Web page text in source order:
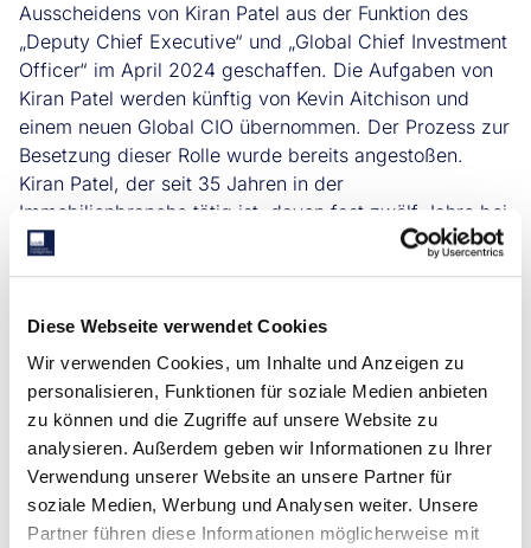
Diese Webseite verwendet Cookies
Wir verwenden Cookies, um Inhalte und Anzeigen zu
personalisieren, Funktionen für soziale Medien anbieten
zu können und die Zugriffe auf unsere Website zu
analysieren. Außerdem geben wir Informationen zu Ihrer
Verwendung unserer Website an unsere Partner für
soziale Medien, Werbung und Analysen weiter. Unsere
Partner führen diese Informationen möglicherweise mit
Ausscheidens von Kiran Patel aus der Funktion des
„Deputy Chief Executive“ und „Global Chief Investment
Officer“ im April 2024 geschaffen. Die Aufgaben von
Kiran Patel werden künftig von Kevin Aitchison und
einem neuen Global CIO übernommen. Der Prozess zur
Besetzung dieser Rolle wurde bereits angestoßen.
Kiran Patel, der seit 35 Jahren in der
Immobilienbranche tätig ist, davon fast zwölf Jahre bei
Savills IM, wird über den März 2024 hinaus eine
Alex Jeffrey, Global Chief Executive Officer bei Savills
Investment Management, sagt:
„Ich freue mich, Kevin Aitchison bei Savills Investment
Management begrüßen zu dürfen. Als geschätzte
Führungspersönlichkeit mit langjähriger Erfahrung im
Aufbau leistungsstarker funktions- und
länderübergreifender Teams in der Immobilienbranche